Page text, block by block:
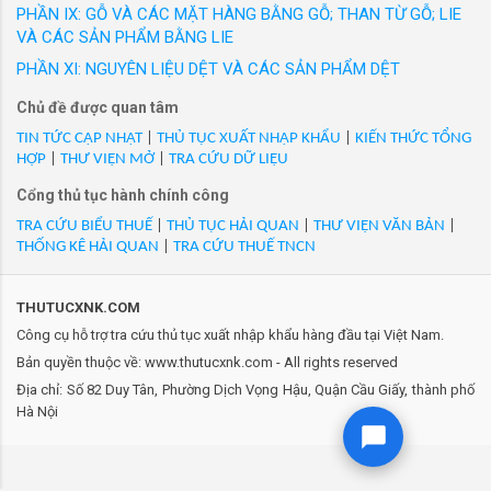
hộp điều khiển điện, hình hộp, kích thước 2100x930x300mm
- Mã Hs 85381019: 7685-1/Vỏ tủ điều khiển FD20-00-C06-A09,
gắn vào bộ điều khiển điện, kích thước 580x531x490mm (định
hình vị trí linh kiện). Hàng mới 100%/VN/XK
- Mã Hs 85381019: 81WHVY13.G01/Giá đỡ để bàn chức năng
đỡ và kết nối với thiết bị điều khiển thông minh dùng trong gia
đình, kích thước 170.9*103.2mm, sử dụng cho điện áp: 12V-2A.
Hàng mới 100%./VN/XK
AET. Hàng mới 100%/VN/XK
- Mã Hs 85381019: 8G68-2-011A/Tủ Rack mã 8G68-2-011A
chất liệu bằng thép sơn tĩnh điện. Kích thước:
W695xD1200xH2000mm. Hàng mới 100%/VN/XK
- Mã Hs 85381019: 9119122901/Khung đỡ màn hình LCD của
bảng điều khiển máy in chất liệu bằng thép PNL1353A/FRAME
đưa ra thị trường trong nước với các nhãn hiệu
được người tiêu dùng Việt Nam yêu thích. Hàng
loạt sản phẩm thời trang công sở cao cấp như
Classic, May10 Classic Suit... Thương hiệu
Veston và nhiều thương hiệu thời trang được
phát triển trong 20 năm qua của May 10 đ...
PHẦN IX: GỖ VÀ CÁC MẶT HÀNG BẰNG GỖ; THAN TỪ GỖ; LIE
VÀ CÁC SẢN PHẨM BẰNG LIE
PHẦN XI: NGUYÊN LIỆU DỆT VÀ CÁC SẢN PHẨM DỆT
Chủ đề được quan tâm
TIN TỨC CẬP NHẬT| THỦ TỤC XUẤT NHẬP KHẨU
KIẾN THỨC TỔNG
HỢP
THƯ VIỆN MỞ| TRA CỨU DỮ LIỆU
Cổng thủ tục hành chính công
TRA CỨU BIỂU THUẾ THỦ TỤC HẢI QUAN THƯ VIỆN VĂN BẢN
THỐNG KÊ HẢI QUAN
TRA CỨU THUẾ TNCN
THUTUCXNK.COM
Công cụ hỗ trợ tra cứu thủ tục xuất nhập khẩu hàng đầu tại Việt Nam.
Bản quyền thuộc về: www.thutucxnk.com - All rights reserved
Địa chỉ: Số 82 Duy Tân, Phường Dịch Vọng Hậu, Quận Cầu Giấy, thành phố
Hà Nội